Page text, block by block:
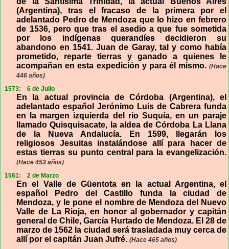
(Argentina), tras el fracaso de la primera por el
adelantado Pedro de Mendoza que lo hizo en febrero
de 1536, pero que tras el asedio a que fue sometida
por los indígenas querandíes decidieron su
abandono en 1541. Juan de Garay, tal y como había
prometido, reparte tierras y ganado a quienes le
acompañan en esta expedición y para él mismo. (Hace
446 años)
1573:
6 de Julio
En la actual provincia de Córdoba (Argentina), el
adelantado español Jerónimo Luis de Cabrera funda
en la margen izquierda del río Suquía, en un paraje
llamado Quisquisacate, la aldea de Córdoba La Llana
de la Nueva Andalucía. En 1599, llegarán los
religiosos Jesuitas instalándose allí para hacer de
estas tierras su punto central para la evangelización.
(Hace 453 años)
1561:
2 de Marzo
En el Valle de Güentota en la actual Argentina, el
español Pedro del Castillo funda la ciudad de
Mendoza, y le pone el nombre de Mendoza del Nuevo
Valle de La Rioja, en honor al gobernador y capitán
general de Chile, García Hurtado de Mendoza. El 28 de
marzo de 1562 la ciudad será trasladada muy cerca de
allí por el capitán Juan Jufré.(Hace 465 años)